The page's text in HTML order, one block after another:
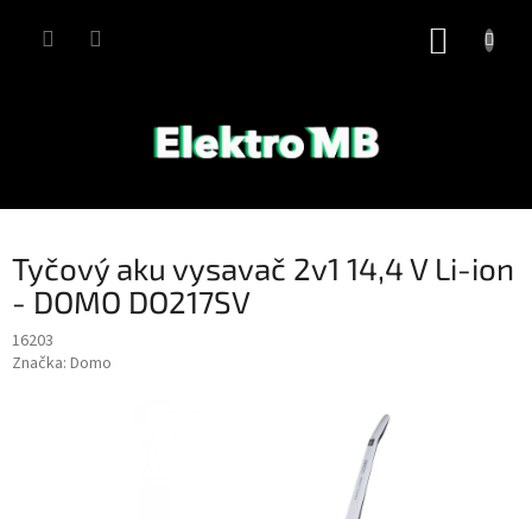
Tyčový aku vysavač 2v1 14,4 V Li-ion
- DOMO DO217SV
16203
Značka: Domo